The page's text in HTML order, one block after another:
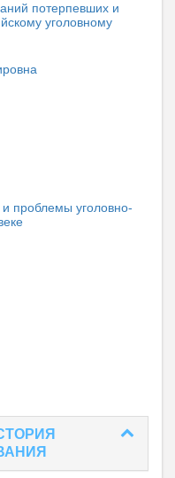
потерпевших и
уголовному
проблемы уголовно-